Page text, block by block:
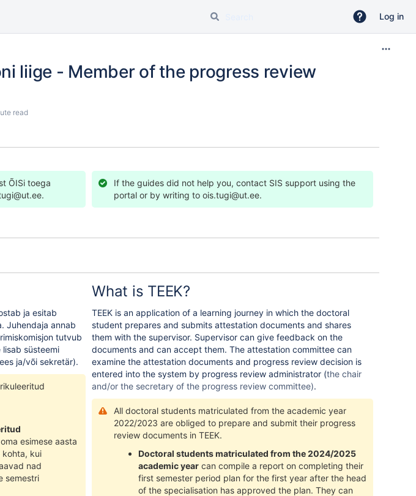
Log in
liige - Member of the progress review
read
ÕISi toega
.
If the guides did not help you, contact SIS support using the
portal or by writing to ois.tugi@ut.ee.
ja esitab
Juhendaja annab
tutvub
süsteemi
ja/või sekretär).
esimese aasta
kohta, kui
nad
semestri
What is TEEK?
TEEK is an application of a learning journey in which the doctoral
student prepares and submits attestation documents and shares
them with the supervisor. Supervisor can give feedback on the
documents and can accept them. The attestation committee can
examine the attestation documents and progress review decision is
entered into the system by progress review administrator (the chair
and/or the secretary of the progress review committee).
All doctoral students matriculated from the academic year
2022/2023 are obliged to prepare and submit their progress
review documents in TEEK.
Doctoral students matriculated from the 2024/2025
academic year can compile a report on completing their
first semester period plan for the first year after the head
of the specialisation has approved the plan. They can